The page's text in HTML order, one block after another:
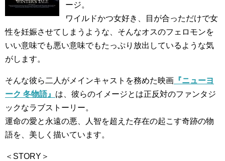
ージ。
ワイルドかつ女好き、目が合っただけで女
性を妊娠させてしまうような、そんなオスのフェロモンを
いい意味でも悪い意味でもたっぷり放出しているような気
がします。
そんな彼ら二人がメインキャストを務めた映画 『ニューヨ
ーク 冬物語』 は、彼らのイメージとは正反対のファンタジ
ックなラブストーリー。
運命の愛と永遠の悪、人智を超えた存在の起こす奇跡の物
語を、美しく描いています。
＜STORY＞